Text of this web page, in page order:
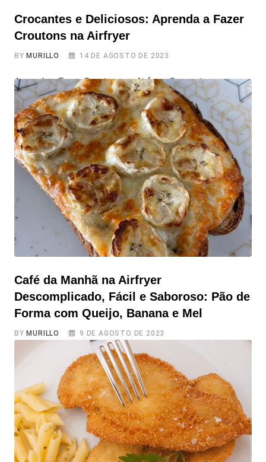
Crocantes e Deliciosos: Aprenda a Fazer
Croutons na Airfryer
BY MURILLO 14 DE AGOSTO DE 2023
Aprenda a Fazer Croutons na Airfryer Crocantes,
Temperados e Deliciosos Você já experimentou a
combinação de crocância e sabor que os croutons dão a
pratos como saladas e sopas? Se ainda não, está na hora
de conhecer essa delícia! Os croutons são pequenos
pedaços de pão torrado, que elevam o nivel de
gostosura das suas
Café da Manhã na Airfryer
Descomplicado, Fácil e Saboroso: Pão de
Forma com Queijo, Banana e Mel
BY MURILLO 9 DE AGOSTO DE 2023
Café da Manhã na Airfryer Descomplicado, Fácil e
Saboroso: Pão de Forma com Queijo, Banana e Mel O
café da manhã é a refeição que nos fornece a energia
necessária para enfrentar o dia com tudo. Nada como
começar a manhã com um prato que une praticidade,
sabor e nutrição. Se você está procurando por